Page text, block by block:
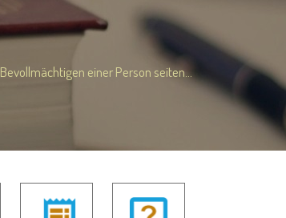
Bevollmächtigen einer Person seiten...